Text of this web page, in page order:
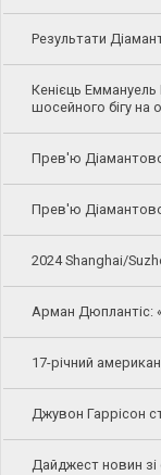
Результати
Кенієць
шосейного бігу на
Прев'ю
Прев'ю
2024 Shanghai/
Арман Дюплантіс:
17-річний
Джувон Гаррісон
Дайджест новин зі